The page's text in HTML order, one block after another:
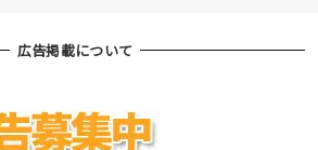
広告掲載について